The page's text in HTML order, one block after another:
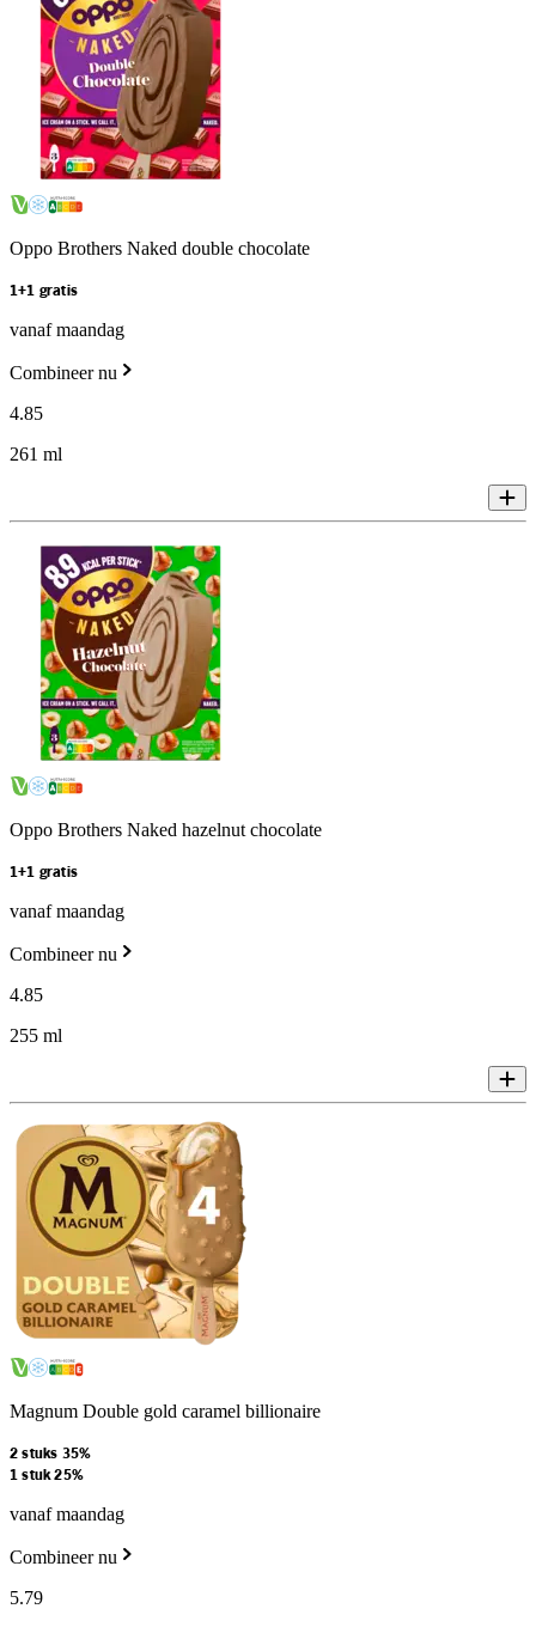
Oppo Brothers Naked double chocolate
1+1 gratis
vanaf maandag
Combineer nu
4.85
261 ml
Oppo Brothers Naked hazelnut chocolate
1+1 gratis
vanaf maandag
Combineer nu
4.85
255 ml
Magnum Double gold caramel billionaire
2 stuks 35%
1 stuk 25%
vanaf maandag
Combineer nu
5.79